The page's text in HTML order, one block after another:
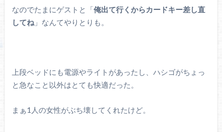
なのでたまにゲストと「俺出て行くからカードキー差し直
してね」なんてやりとりも。
上段ベッドにも電源やライトがあったし、ハシゴがちょっ
と急なこと以外はとても快適だった。
まぁ1人の女性がぶち壊してくれたけど。